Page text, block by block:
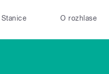
Stanice O rozhlase